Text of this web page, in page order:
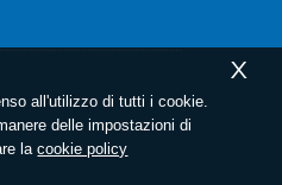
X
all'utilizzo di tutti i cookie.
delle impostazioni di
lacookie policy